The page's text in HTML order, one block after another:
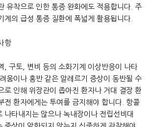
유착으로 인한 통증 완화에도 적용합니다. 주
계의 급성 통증 질환에 폭넓게 활용됩니다.
항
, 구토, 변비 등의 소화기계 이상반응이 나타
움이나 홍반 같은 알레르기 증상이 동반될 수
로 인해 위장관이 좁아진 환자나 거대 결장 환
전 환자에게는 투여를 금지해야 합니다. 항콜
나타내지는 않으나 녹내장이나 전립선비대